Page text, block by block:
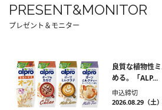
PRESENT&MONITOR
プレゼント＆モニター
良質な植物性
める。「ALP...
申込締切
2026.08.29（土